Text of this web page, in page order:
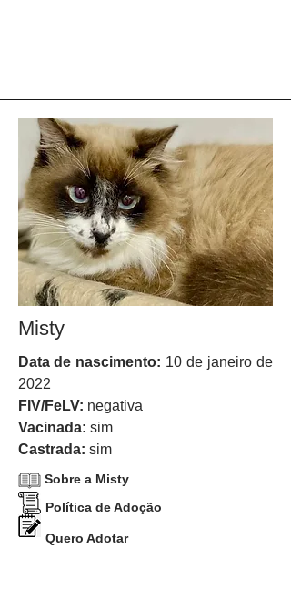
Misty
Data de nascimento: 10 de janeiro de
2022
FIV/FeLV: negativa
Vacinada: sim
Castrada: sim
Sobre a Misty
Política de Adoção
Quero Adotar